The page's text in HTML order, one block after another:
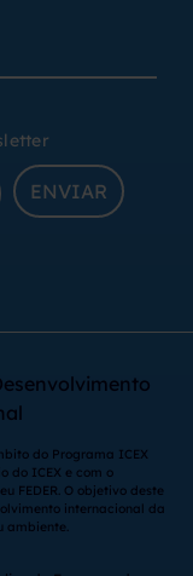
ENVIAR
do Programa ICEX
do ICEX e com o
FEDER. O objetivo deste
internacional da
ambiente.